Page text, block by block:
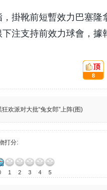
掛靴前短暫效力巴塞
注支持前效力球會，據
頂:
8
狂欢派对大批“兔女郎”上阵(图)
打分:
1 2 3 4 5